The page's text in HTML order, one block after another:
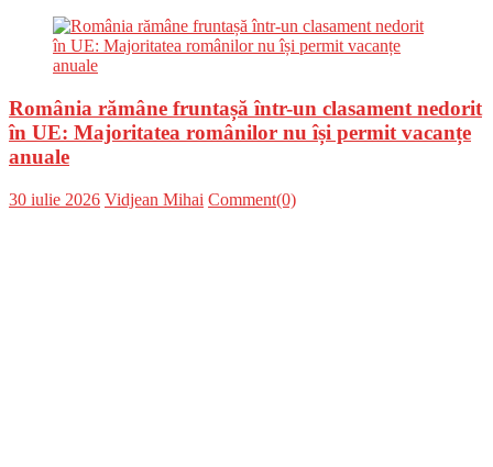
România rămâne fruntașă într-un clasament nedorit
în UE: Majoritatea românilor nu își permit vacanțe
anuale
Posted
30 iulie 2026 Author
Vidjean Mihai Comment(0)